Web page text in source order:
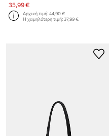
35,99 €
Αρχική τιμή:44,90 €
Η χαμηλότερη τιμή:37,99 €